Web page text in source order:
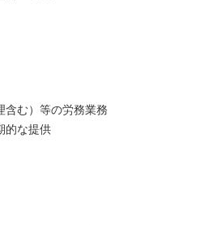
含む）等の労務業務
的な提供